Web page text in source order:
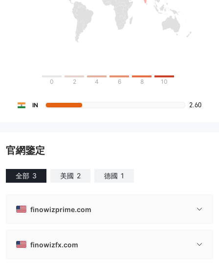
0 2 4 6 8 10
IN 2.60
官網鑒定
全部 3 美國 2 德國 1
finowizprime.com
finowizfx.com